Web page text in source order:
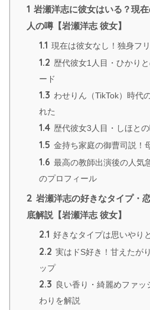
1 岩瀬洋志に彼女はいる？現
人の噂【岩瀬洋志 彼女】
1.1 現在は彼女なし！独身フ
1.2 歴代彼女1人目・ひかり
ード
1.3 わせりん（TikTok）時代
れた
1.4 歴代彼女3人目・しほと
1.5 金持ち家庭の御曹司説！
1.6 最高の教師出演後の人気
のプロフィール
2 岩瀬洋志の好きなタイプ・
底解説【岩瀬洋志 彼女】
2.1 好きなタイプは思いやり
2.2 実はドS好き！甘えたが
ップ
2.3 良い香り・綺麗めファ
わりを解説